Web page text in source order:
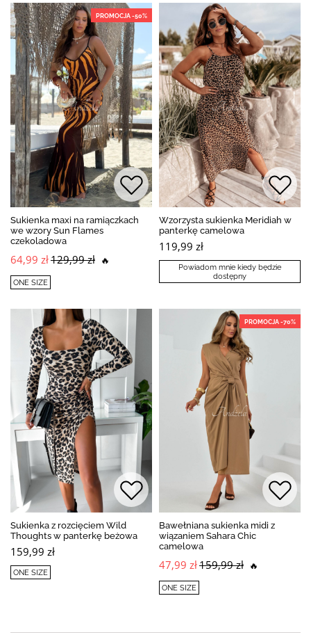
PROMOCJA -50%
Sukienka maxi na ramiączkach
we wzory Sun Flames
czekoladowa
64,99 zł129,99 zł 🔥
ONE SIZE
Wzorzysta sukienka Meridiah w
panterkę camelowa
119,99 zł
Powiadom mnie kiedy będzie
dostępny
Sukienka z rozcięciem Wild
Thoughts w panterkę beżowa
159,99 zł
ONE SIZE
PROMOCJA -70%
Bawełniana sukienka midi z
wiązaniem Sahara Chic
camelowa
47,99 zł159,99 zł 🔥
ONE SIZE